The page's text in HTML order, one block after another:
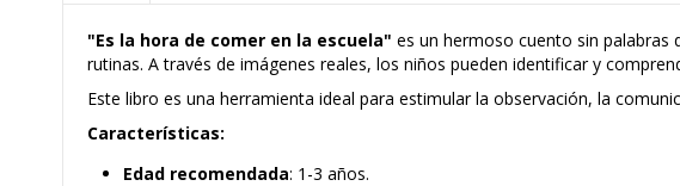
"Es la hora de comer en la escuela" es un hermoso cuento sin palabras
rutinas. A través de imágenes reales, los niños pueden identificar y
Este libro es una herramienta ideal para estimular la observación, la
Características:
Edad recomendada: 1-3 años.